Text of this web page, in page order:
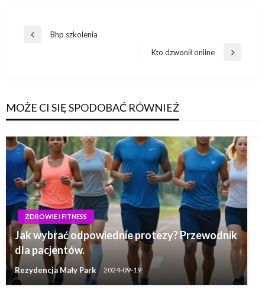
Nawigacja
Poprzedni
Bhp szkolenia
Następny
Kto dzwonił online
MOŻE CI SIĘ SPODOBAĆ RÓWNIEŻ
ZDROWIE I FITNESS
Jak wybrać odpowiednie protezy? Przewodnik
dla pacjentów.
Rezydencja Mały Park 2024-09-19